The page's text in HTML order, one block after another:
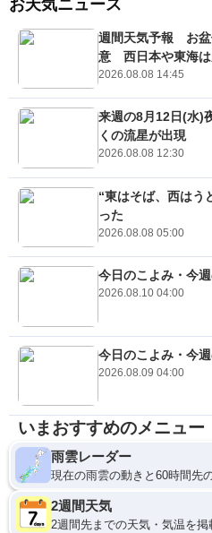
お天気ニュース
週間天気予報 お盆
意 西日本や東海は
2026.08.08 14:45
来週の8月12日(水)
くの流星が出現
2026.08.08 12:30
“東はそば、西はう
った
2026.08.08 05:00
今日のこよみ・今
2026.08.10 04:00
今日のこよみ・今
2026.08.09 04:00
いまおすすめのメニュー
雨雲レーダー
現在の雨雲の動きと60時間先
2週間天気
2週間先までの天気・気温を掲